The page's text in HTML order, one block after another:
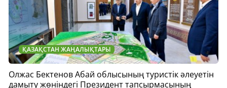
ҚАЗАҚСТАН ЖАҢАЛЫҚТАРЫ
Олжас Бектенов Абай облысының туристік әлеуетін
дамыту жөніндегі Президент тапсырмасының